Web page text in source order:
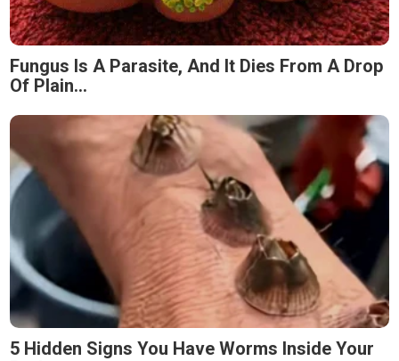
Fungus Is A Parasite, And It Dies From A Drop
Of Plain...
5 Hidden Signs You Have Worms Inside Your